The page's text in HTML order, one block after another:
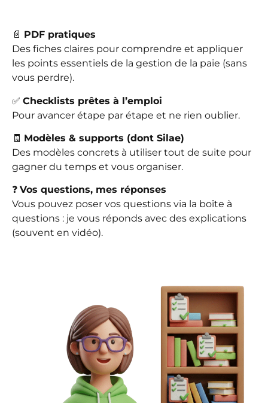
📄 PDF pratiques
Des fiches claires pour comprendre et appliquer
les points essentiels de la gestion de la paie (sans
vous perdre).
✅ Checklists prêtes à l’emploi
Pour avancer étape par étape et ne rien oublier.
🧾 Modèles & supports (dont Silae)
Des modèles concrets à utiliser tout de suite pour
gagner du temps et vous organiser.
❓ Vos questions, mes réponses
Vous pouvez poser vos questions via la boîte à
questions : je vous réponds avec des explications
(souvent en vidéo).